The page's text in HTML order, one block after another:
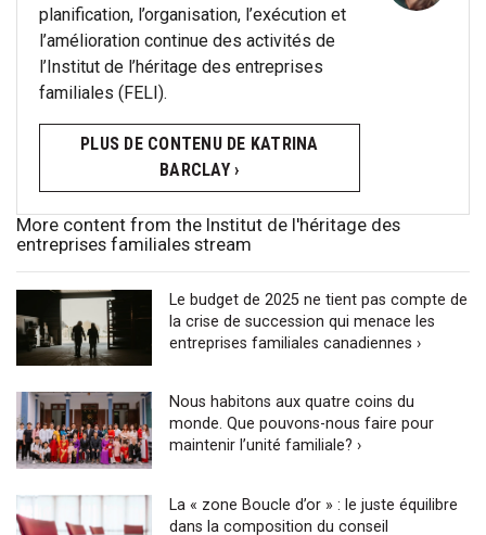
planification, l’organisation, l’exécution et
l’amélioration continue des activités de
l’Institut de l’héritage des entreprises
familiales (FELI).
PLUS DE CONTENU DE KATRINA
BARCLAY ›
More content from the Institut de l'héritage des
entreprises familiales stream
Le budget de 2025 ne tient pas compte de
la crise de succession qui menace les
entreprises familiales canadiennes ›
Nous habitons aux quatre coins du
monde. Que pouvons-nous faire pour
maintenir l’unité familiale? ›
La « zone Boucle d’or » : le juste équilibre
dans la composition du conseil